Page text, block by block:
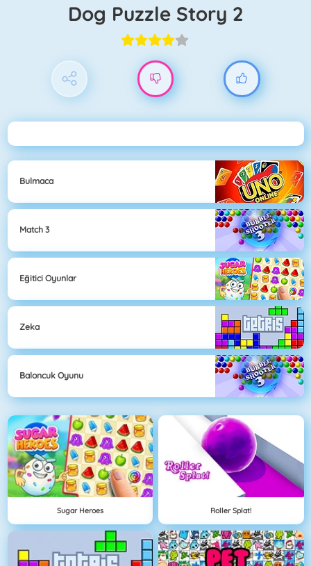
Dog Puzzle Story 2
Bulmaca
Match 3
Eğitici Oyunlar
Zeka
Baloncuk Oyunu
Sugar Heroes Roller Splat!